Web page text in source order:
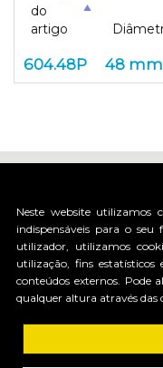
do
artigo
604.48P 48 mm
Via
Neste website utilizamos
indispensáveis para o
utilizador, utilizamos
utilização, fins
conteúdos externos. Pode
qualquer altura através das